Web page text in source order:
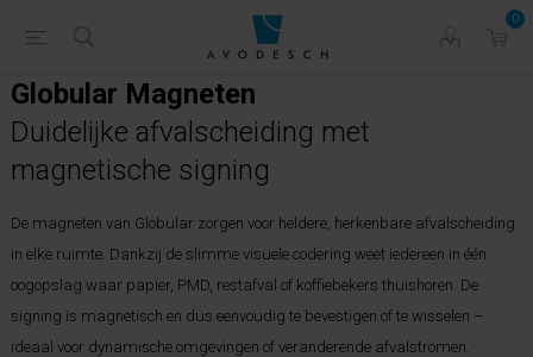
0
Globular Magneten
Duidelijke afvalscheiding met
magnetische signing
De magneten van Globular zorgen voor heldere, herkenbare afvalscheiding
in elke ruimte. Dankzij de slimme visuele codering weet iedereen in één
oogopslag waar papier, PMD, restafval of koffiebekers thuishoren. De
signing is magnetisch en dus eenvoudig te bevestigen of te wisselen –
ideaal voor dynamische omgevingen of veranderende afvalstromen.